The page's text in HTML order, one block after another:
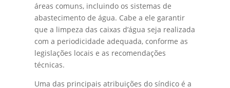
áreas comuns, incluindo os sistemas de
abastecimento de água. Cabe a ele garantir
que a limpeza das caixas d’água seja realizada
com a periodicidade adequada, conforme as
legislações locais e as recomendações
técnicas.
Uma das principais atribuições do síndico é a